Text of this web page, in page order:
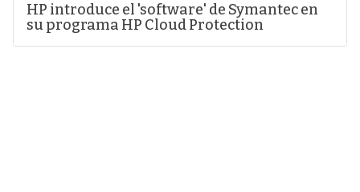
HP introduce el 'software' de Symantec en
su programa HP Cloud Protection